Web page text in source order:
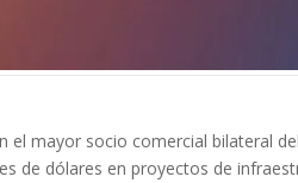
el mayor socio comercial bilateral
de dólares en proyectos de